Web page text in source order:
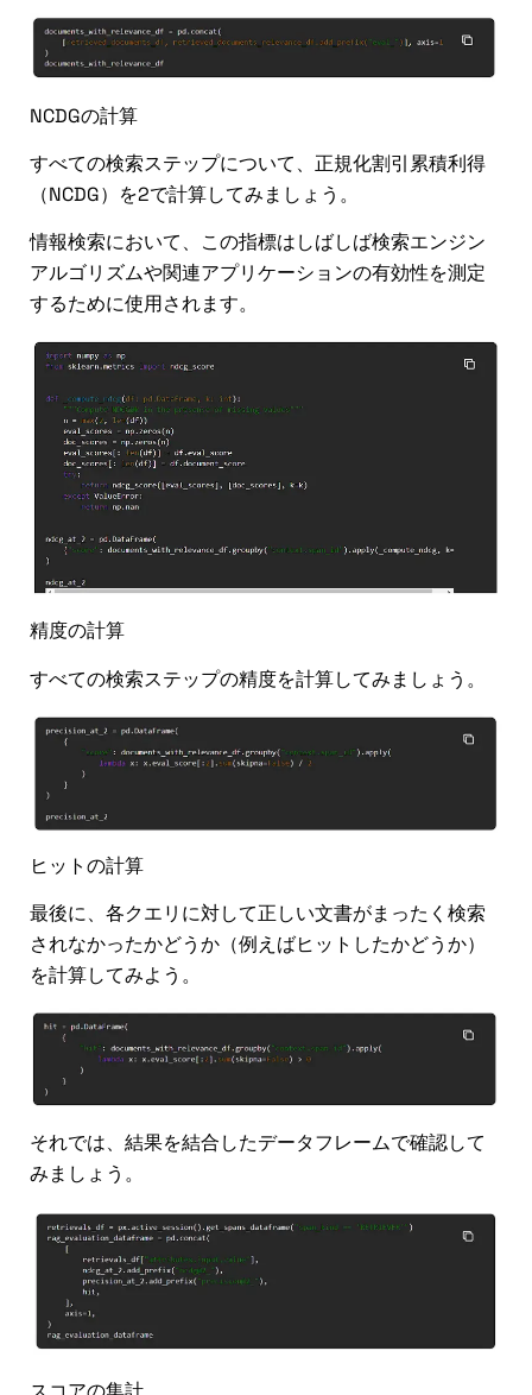
NCDGの計算
すべての検索ステップについて、正規化割引累積利得
（NCDG）を2で計算してみましょう。
情報検索において、この指標はしばしば検索エンジン
アルゴリズムや関連アプリケーションの有効性を測定
するために使用されます。
精度の計算
すべての検索ステップの精度を計算してみましょう。
ヒットの計算
最後に、各クエリに対して正しい文書がまったく検索
されなかったかどうか（例えばヒットしたかどうか）
を計算してみよう。
それでは、結果を結合したデータフレームで確認して
みましょう。